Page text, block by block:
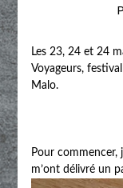
Les 23, 24 et 24
Voyageurs,
Malo.
Pour commencer,
m’ont délivré un